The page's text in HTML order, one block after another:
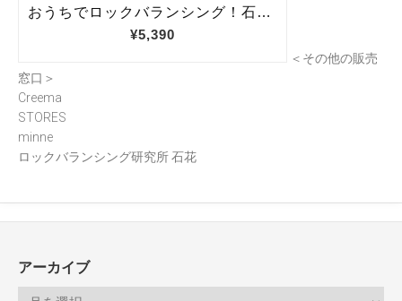
＜その他の販売
窓口＞
Creema
STORES
minne
ロックバランシング研究所 石花
アーカイブ